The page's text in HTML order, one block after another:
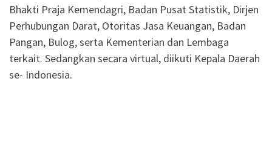
Bhakti Praja Kemendagri, Badan Pusat Statistik, Dirjen
Perhubungan Darat, Otoritas Jasa Keuangan, Badan
Pangan, Bulog, serta Kementerian dan Lembaga
terkait. Sedangkan secara virtual, diikuti Kepala Daerah
se- Indonesia.